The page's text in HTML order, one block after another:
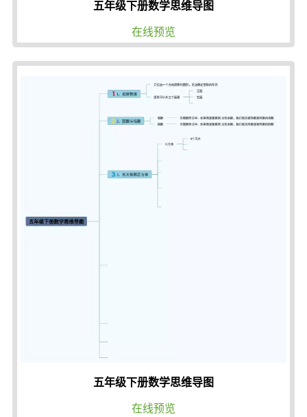
五年级下册数学思维导图
在线预览
五年级下册数学思维导图
在线预览